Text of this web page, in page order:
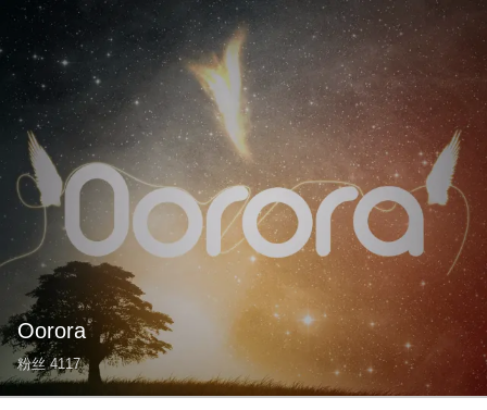
Oorora
粉丝 4117